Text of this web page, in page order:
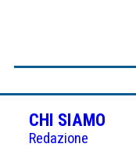
CHI SIAMO
Redazione